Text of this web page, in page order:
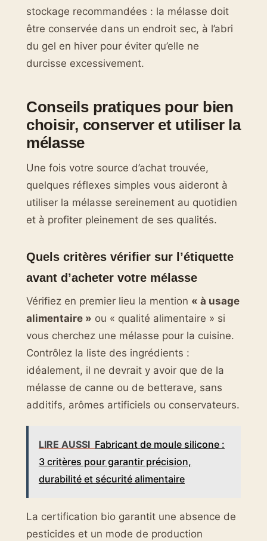
stockage recommandées : la mélasse doit
être conservée dans un endroit sec, à l’abri
du gel en hiver pour éviter qu’elle ne
durcisse excessivement.
Conseils pratiques pour bien
choisir, conserver et utiliser la
mélasse
Une fois votre source d’achat trouvée,
quelques réflexes simples vous aideront à
utiliser la mélasse sereinement au quotidien
et à profiter pleinement de ses qualités.
Quels critères vérifier sur l’étiquette
avant d’acheter votre mélasse
Vérifiez en premier lieu la mention « à usage
alimentaire » ou « qualité alimentaire » si
vous cherchez une mélasse pour la cuisine.
Contrôlez la liste des ingrédients :
idéalement, il ne devrait y avoir que de la
mélasse de canne ou de betterave, sans
additifs, arômes artificiels ou conservateurs.
LIRE AUSSI Fabricant de moule silicone :
3 critères pour garantir précision,
durabilité et sécurité alimentaire
La certification bio garantit une absence de
pesticides et un mode de production